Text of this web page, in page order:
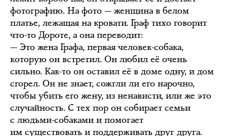
фотографию. На фото — женщина в белом
платье, лежащая на кровати. Граф тихо говорит
что-то Дороте, а она переводит:
— Это жена Графа, первая человек-собака,
которую он встретил. Он любил её очень
сильно. Как-то он оставил её в доме одну, и дом
сгорел. Он не знает, сожгли ли его нарочно,
чтобы убить его жену, из ненависти, или же это
случайность. С тех пор он собирает семьи
с людьми-собаками и помогает
им существовать и поддерживать друг друга.